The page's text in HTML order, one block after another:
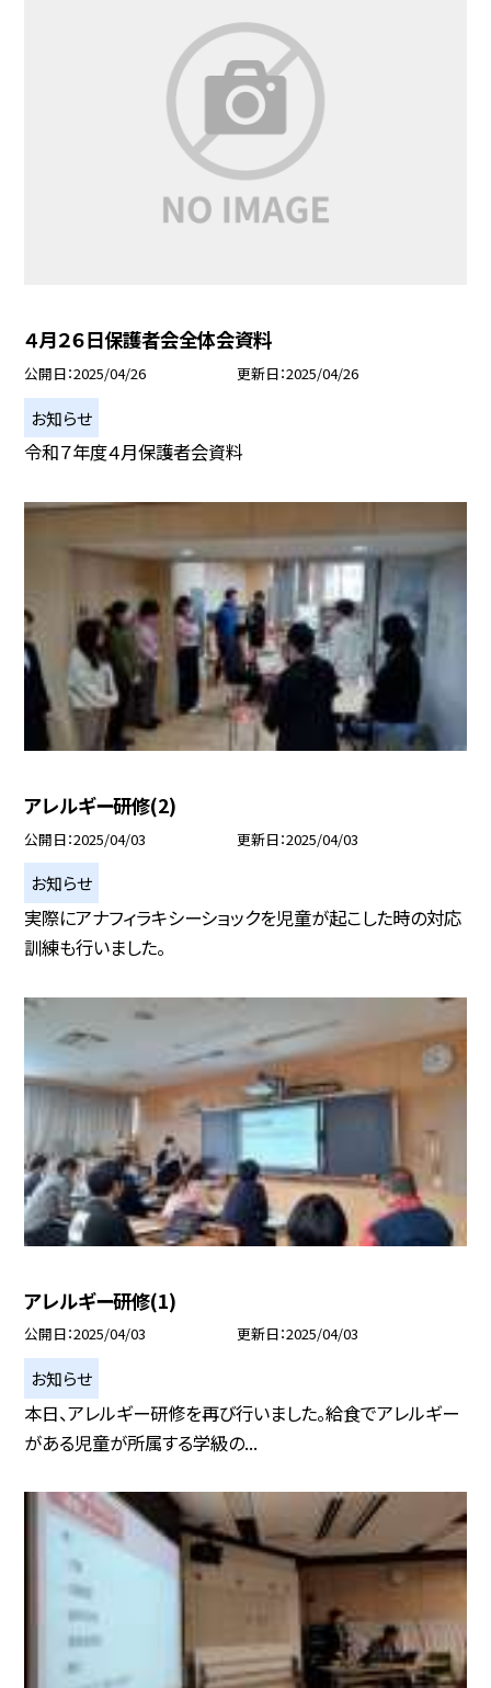
４月２６日保護者会全体会資料
公開日 2025/04/26 更新日 2025/04/26
お知らせ
令和７年度４月保護者会資料
アレルギー研修(2)
公開日 2025/04/03 更新日 2025/04/03
お知らせ
実際にアナフィラキシーショックを児童が起こした時の対応
訓練も行いました。
アレルギー研修(1)
公開日 2025/04/03 更新日 2025/04/03
お知らせ
本日、アレルギー研修を再び行いました。給食でアレルギー
がある児童が所属する学級の...